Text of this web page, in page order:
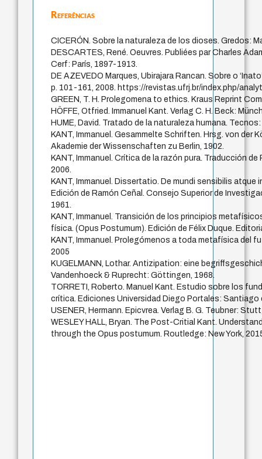
Referências
CICERÓN. Sobre la naturaleza de los dioses. Gredos:
DESCARTES, René. Oeuvres. Publiées par Charles
Cerf: París, 1897-1913.
DE AZEVEDO Marques, Ubirajara Rancan. Sobre o
p. 101-161, 2008. https://revistas.ufrj.br/index.php/
GREEN, T. H. Prolegomena to ethics. Kraus Reprint
HÖFFE, Otfried. Immanuel Kant. Verlag C. H. Beck:
HUME, David. Tratado de la naturaleza humana. Tecnos:
KANT, Immanuel. Gesammelte Schriften. Hrsg. von der
Akademie der Wissenschaften zu Berlin, 1902.
KANT, Immanuel. Crítica de la razón pura. Traducción
2006.
KANT, Immanuel. Dissertatio. De mundi sensibilis
Edición de Ramón Ceñal. Consejo Superior de
1961.
KANT, Immanuel. Transición de los principios
física. (Opus Postumum). Edición de Félix Duque.
KANT, Immanuel. Prolegómenos a toda metafísica del
2005
KUGELMANN, Lothar. Antizipation: eine
Vandenhoeck & Ruprecht: Göttingen, 1968.
TORRETI, Roberto. Manuel Kant. Estudio sobre los
crítica. Ediciones Universidad Diego Portales: Santiago
USENER, Hermann. Epicvrea. Verlag B. G. Teubner:
WESLEY HALL, Bryan. The Post-Critial Kant.
through the Opus postumum. Routledge: New York,